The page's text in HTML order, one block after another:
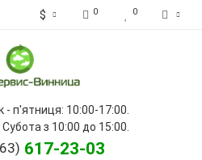
$ 0 0
- п'ятниця: 10:00-17:00.
Субота з 10:00 до 15:00.
617-23-03